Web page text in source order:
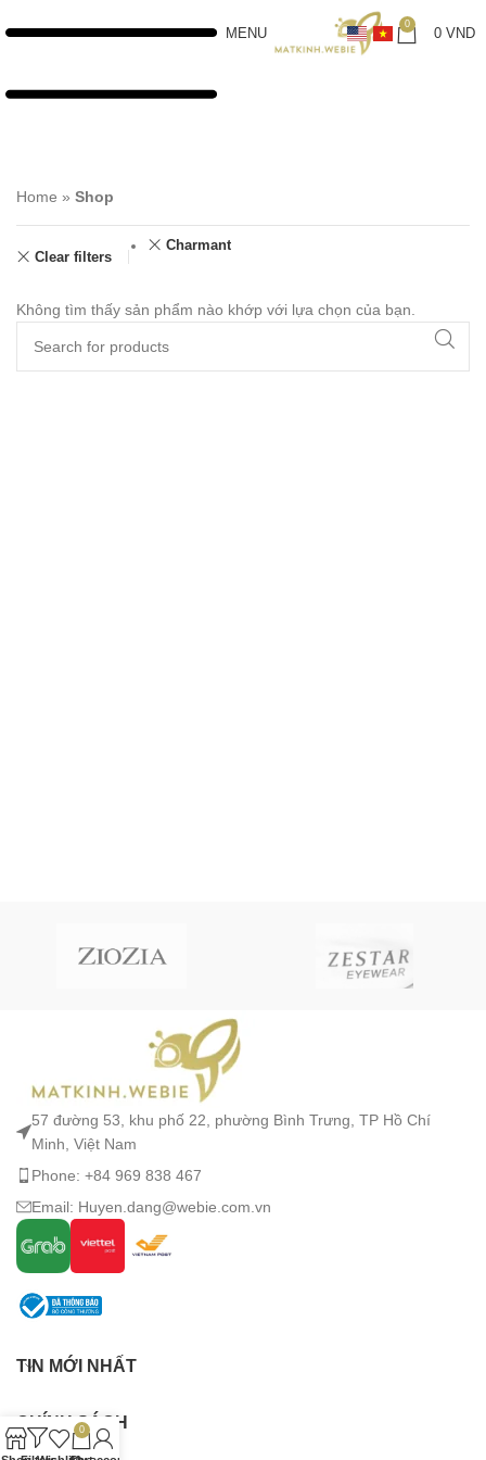
MENU
0
0 VND
Home » Shop
Clear filters
Charmant
Không tìm thấy sản phẩm nào khớp với lựa chọn của bạn.
57 đường 53, khu phố 22, phường Bình Trưng, TP Hồ Chí
Minh, Việt Nam
Phone: +84 969 838 467
Email: Huyen.dang@webie.com.vn
TIN MỚI NHẤT
CHÍNH SÁCH
0